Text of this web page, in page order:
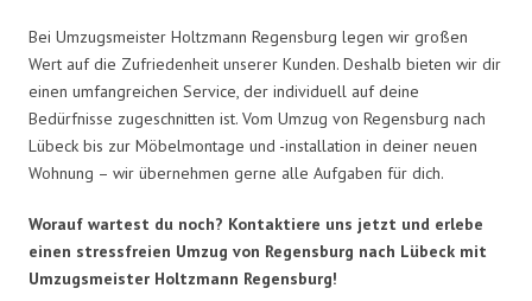
Bei Umzugsmeister Holtzmann Regensburg legen wir großen
Wert auf die Zufriedenheit unserer Kunden. Deshalb bieten wir dir
einen umfangreichen Service, der individuell auf deine
Bedürfnisse zugeschnitten ist. Vom Umzug von Regensburg nach
Lübeck bis zur Möbelmontage und -installation in deiner neuen
Wohnung – wir übernehmen gerne alle Aufgaben für dich.
Worauf wartest du noch? Kontaktiere uns jetzt und erlebe
einen stressfreien Umzug von Regensburg nach Lübeck mit
Umzugsmeister Holtzmann Regensburg!